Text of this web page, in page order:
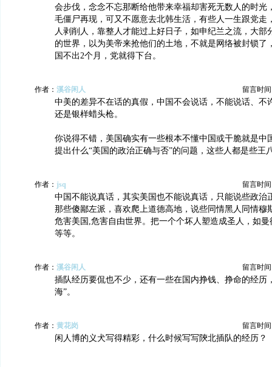
会步伐，念念不忘那断给他带来幸福却害死无数人的时光
毛僵尸再现，可又不愿意去北韩生活，有些人一生跟党走
人剥削人，靠整人才能过上好日子，如申纪兰之流，大部
的世界，以为美帝来抢他们的土地，不就是网络被封锁了
国不出2个月，党就得下台。
作者： 溪谷闲人 留言时间
中美的差异不在话的真假，中国不会说话，不能说话、不
还是银样蜡头枪。
你说得不错，美国确实有一些根本不懂中国或干脆就是中
提出什么“美国的政治正确与否”的问题，这些人都是些王
作者： jsq 留言时间
中国不能说真话，其实美国也不能说真话，只能说些政治
那些傻鄙左派，喜欢爬上道德高地，说些同情黑人同情穆
危害美国,危害自由世界。把一个个坏人塑造成圣人，如
等等。
作者： 溪谷闲人 留言时间
插队经历要侃也不少，还有一些在国内挣钱、挣命的经历
海”。
作者： 黄花岗 留言时间
闲人博的义犬写得精彩，什么时候写写陝北插队的经历？